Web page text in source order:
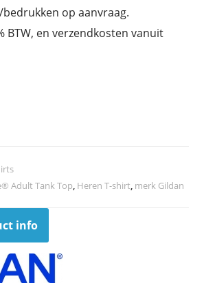
op aanvraag.
BTW, en verzendkosten vanuit
Adult Tank Top, Heren T-shirt, merk Gildan
info